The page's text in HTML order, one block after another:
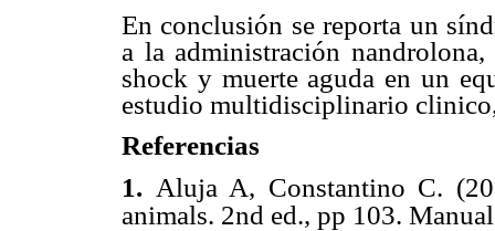
En conclusión se reporta un
a la administración
shock y muerte aguda en un
estudio multidisciplinario
Referencias
1. Aluja A, Constantino C.
animals. 2nd ed., pp 103.